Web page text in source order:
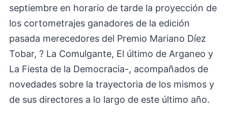
septiembre en horario de tarde la proyección de
los cortometrajes ganadores de la edición
pasada merecedores del Premio Mariano Díez
Tobar, ? La Comulgante, El último de Arganeo y
La Fiesta de la Democracia-, acompañados de
novedades sobre la trayectoria de los mismos y
de sus directores a lo largo de este último año.